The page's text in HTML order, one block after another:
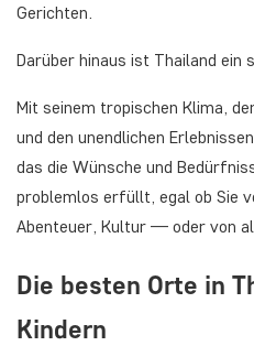
Gerichten.
Darüber hinaus ist Thailand ein
Mit seinem tropischen Klima,
und den unendlichen
das die Wünsche und
problemlos erfüllt, egal ob Sie
Abenteuer, Kultur — oder von
Die besten Orte in
Kindern